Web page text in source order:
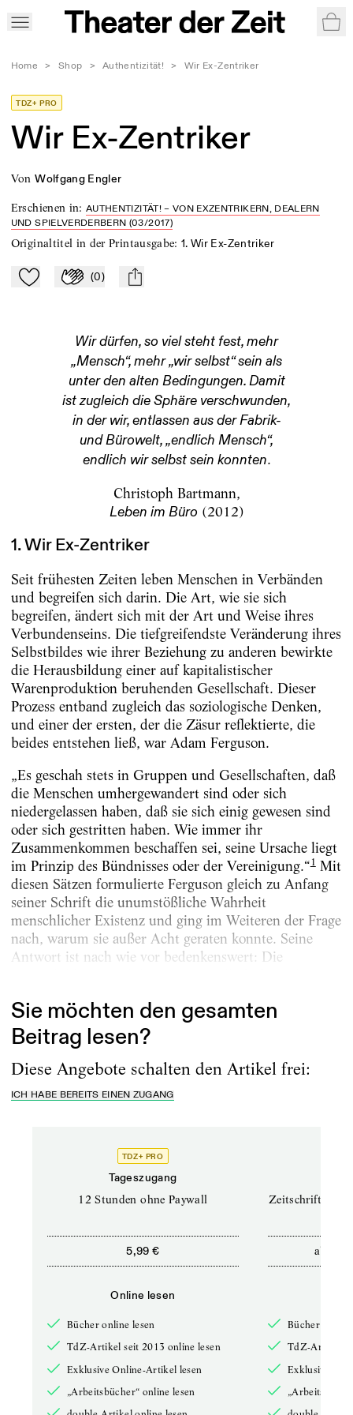
Home > Shop > Authentizität! > Wir Ex-Zentriker
TDZ+ PRO
Wir Ex-Zentriker
von Wolfgang Engler
Erschienen in:AUTHENTIZITÄT! – VON EXZENTRIKERN, DEALERN
UND SPIELVERDERBERN (03/2017)
Originaltitel in der Printausgabe:1. Wir Ex-Zentriker
Zu Mein-TdZ hinzufügen
Applaudieren
(0) mail
Wir dürfen, so viel steht fest, mehr
„Mensch“, mehr „wir selbst“ sein als
unter den alten Bedingungen. Damit
ist zugleich die Sphäre verschwunden,
in der wir, entlassen aus der Fabrik-
und Bürowelt, „endlich Mensch“,
endlich wir selbst sein konnten.
Christoph Bartmann,
Leben im Büro (2012)
1. Wir Ex-Zentriker
Seit frühesten Zeiten leben Menschen in Verbänden
und begreifen sich darin. Die Art, wie sie sich
begreifen, ändert sich mit der Art und Weise ihres
Verbundenseins. Die tiefgreifendste Veränderung ihres
Selbstbildes wie ihrer Beziehung zu anderen bewirkte
die Herausbildung einer auf kapitalistischer
Warenproduktion beruhenden Gesellschaft. Dieser
Prozess entband zugleich das soziologische Denken,
und einer der ersten, der die Zäsur reflektierte, die
beides entstehen ließ, war Adam Ferguson.
„Es geschah stets in Gruppen und Gesellschaften, daß
die Menschen umhergewandert sind oder sich
niedergelassen haben, daß sie sich einig gewesen sind
oder sich gestritten haben. Wie immer ihr
Zusammenkommen beschaffen sei, seine Ursache liegt
im Prinzip des Bündnisses oder der Vereinigung.“1Mit
diesen Sätzen formulierte Ferguson gleich zu Anfang
seiner Schrift die unumstößliche Wahrheit
menschlicher Existenz und ging im Weiteren der Frage
nach, warum sie außer Acht geraten konnte. Seine
Antwort ist nach wie vor bedenkenswert: Die
Sie möchten den gesamten
Beitrag lesen?
Diese Angebote schalten den Artikel frei:
ICH HABE BEREITS EINEN ZUGANG
TDZ+ PRO
Tageszugang
12 Stunden ohne Paywall
5,99 €
Online lesen
Bücher online lesen
TdZ-Artikel seit 2013 online lesen
Exklusive Online-Artikel lesen
„Arbeitsbücher“ online lesen
Zeitschriften
ab
Bücher online
TdZ-Artikel
Exklusive